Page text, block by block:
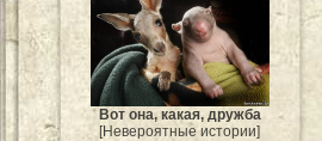
Вот она, какая, дружба
[Невероятные истории]